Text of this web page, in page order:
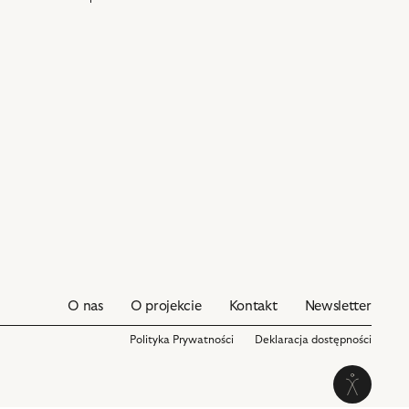
O nas O projekcie Kontakt Newsletter
Polityka Prywatności Deklaracja dostępności